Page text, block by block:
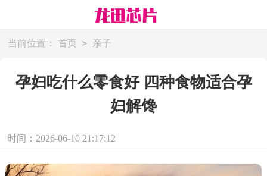
当前位置： 首页 > 亲子
孕妇吃什么零食好 四种食物适合孕
妇解馋
时间：2026-06-10 21:17:12